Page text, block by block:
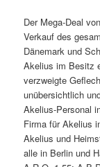
Der Mega-Deal
Verkauf des
Dänemark und
Akelius im Besitz
verzweigte
unübersichtlich
Akelius-Personal
Firma für Akelius
Akelius und
alle in Berlin und